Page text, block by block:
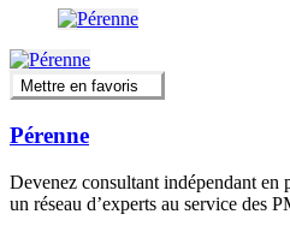
Mettre en favoris
Pérenne
Devenez consultant indépendant en
un réseau dʼexperts au service des